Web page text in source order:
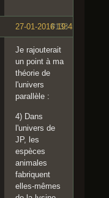
#133
27-01-2016 19:45:05
Je rajouterait
un point à ma
théorie de
l'univers
parallèle :
4) Dans
l'univers de
JP, les
espèces
animales
fabriquent
elles-mêmes